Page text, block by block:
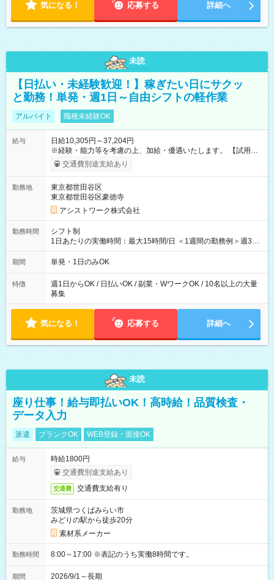
気になる！ 応募する 詳細へ
未読
【日払い・未経験歓迎！】稼ぎたい日にサクッ
と勤務！単発・週1日～自由シフトの軽作業
アルバイト 職種未経験OK
給与
日給10,305円～37,204円
※経験・能力等を考慮の上、加給・優遇いたします。 【試用期
間】試用期間なし
交通費別途支給あり
勤務地
東京都世田谷区
東京都世田谷区豪徳寺
アシストワーク株式会社
勤務時間
シフト制
1日あたりの実働時間：最大15時間/日 ＜1週間の勤務例＞週3回
勤務 勤務：月・水・金 休み：火・木・土・日 好きな時にお仕事
可能です！ ※1日あたりの最大実働時間は日勤、夜勤共に勤務し
期間 単発・1日のみOK
特徴
週1日からOK / 日払いOK / 副業・WワークOK / 10名以上の大量
募集
気になる！ 応募する 詳細へ
未読
座り仕事！給与即払いOK！高時給！品質検査・
データ入力
派遣 ブランクOK WEB登録・面接OK
給与
時給1800円
交通費別途支給あり
交通費 交通費支給有り
勤務地
茨城県つくばみらい市
みどりの駅から徒歩20分
素材系メーカー
勤務時間 8:00～17:00 ※表記のうち実働8時間です。
期間 2026/9/1～長期